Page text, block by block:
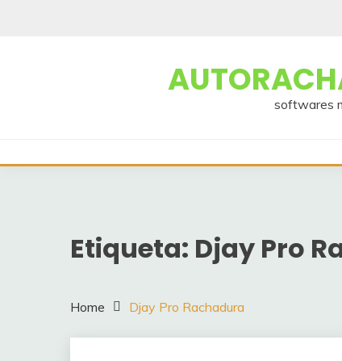
softwares
Etiqueta: Djay Pro
Home Djay Pro Rachadura